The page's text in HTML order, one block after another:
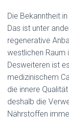
Die Bekanntheit
Das ist unter
regenerative
westlichen Raum
Desweiteren ist
medizinischem
die innere
deshalb die
Nährstoffen